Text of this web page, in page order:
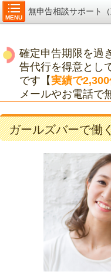
MENU
無申告相談サポート（
確定申告期限を過
告代行を得意とし
です【実績で
メールやお電話で
ガールズバーで働